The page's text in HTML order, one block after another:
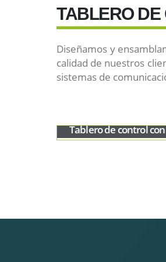
TABLERO DE
Diseñamos y
calidad de nuestros
sistemas de
Tablero de control